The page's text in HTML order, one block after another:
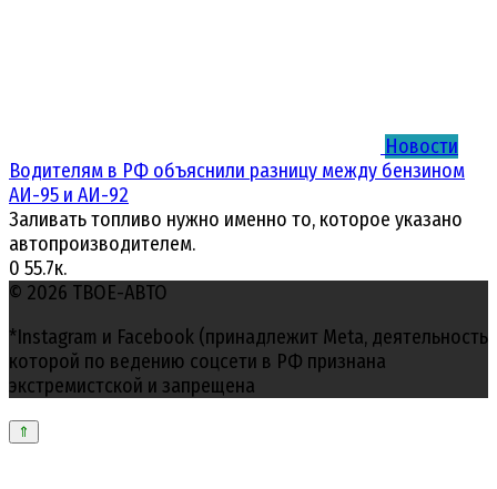
Новости
Водителям в РФ объяснили разницу между бензином
АИ-95 и АИ-92
Заливать топливо нужно именно то, которое указано
автопроизводителем.
0 55.7к.
© 2026 ТВОЕ-АВТО
*Instagram и Facebook (принадлежит Meta, деятельность
которой по ведению соцсети в РФ признана
экстремистской и запрещена